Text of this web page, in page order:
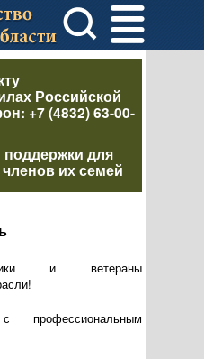
Российской
+7 (4832) 63-00-
для
их семей
и ветераны